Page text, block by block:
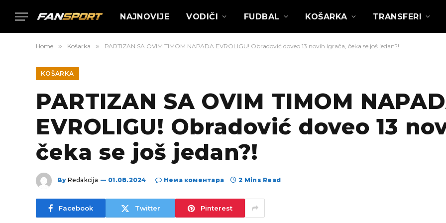
NAJNOVIJE VODIČI FUDBAL KOŠARKA TRANSFERI
Home » Košarka » PARTIZAN SA OVIM TIMOM NAPADA EVROLIGU! Obradović doveo 13 novih igrača, čeka se još jedan?!
KOŠARKA
PARTIZAN SA OVIM TIMOM
EVROLIGU! Obradović doveo 13
čeka se još jedan?!
By Redakcija 01.08.2024 Нема коментара 2 Mins Read
Facebook Twitter Pinterest